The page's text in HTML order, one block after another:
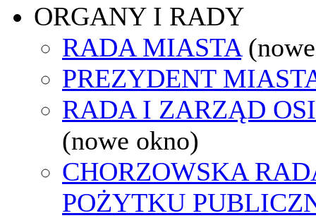
ORGANY I RADY
RADA MIASTA
PREZYDENT
RADA I ZARZĄD
(nowe okno)
CHORZOWSKA
POŻYTKU